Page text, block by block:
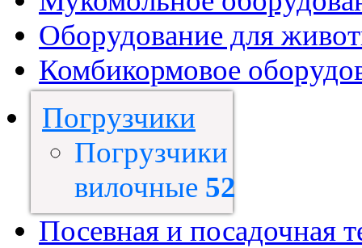
Оборудование для
Комбикормовое
Погрузчики
Погрузчики
вилочные 52
Посевная и посадочная